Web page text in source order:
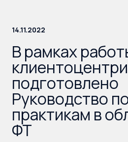
14.11.2022
В рамках
подготовлено
Руководство
практикам в
ФТ